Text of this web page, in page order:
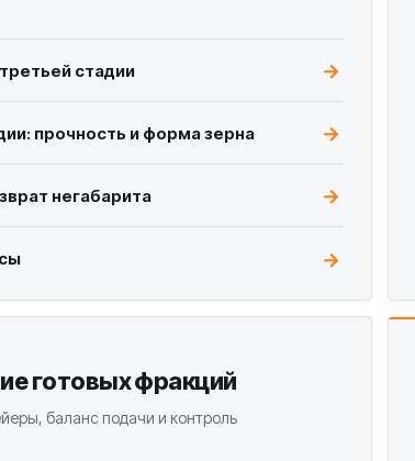
стадии
прочность и форма зерна
негабарита
готовых фракций
баланс подачи и контроль